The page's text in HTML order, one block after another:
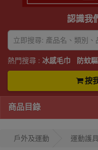
認識我
熱門搜尋 : 冰感毛巾 防蚊
按
商品目錄
戶外及運動 運動護具